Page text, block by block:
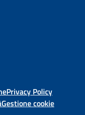
Privacy Policy
Gestione cookie